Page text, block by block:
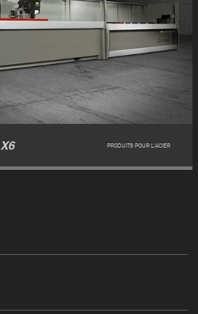
X6 PRODUITS POUR L’ACIER